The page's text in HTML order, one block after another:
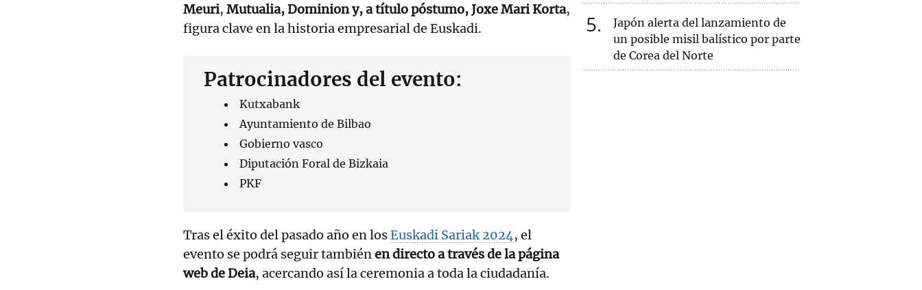
Meuri, Mutualia,Dominion y, a título póstumo, Joxe Mari Korta,
figura clave en la historia empresarial de Euskadi.
Patrocinadores del evento:
Kutxabank
Ayuntamiento de Bilbao
Gobierno vasco
Diputación Foral de Bizkaia
PKF
Tras el éxito del pasado año en losEuskadi Sariak 2024, el
evento se podrá seguir tambiénen directo a través de la página
web de Deia, acercando así la ceremonia a toda la ciudadanía.
5
Japón alerta del lanzamiento de
un posible misil balístico por parte
de Corea del Norte